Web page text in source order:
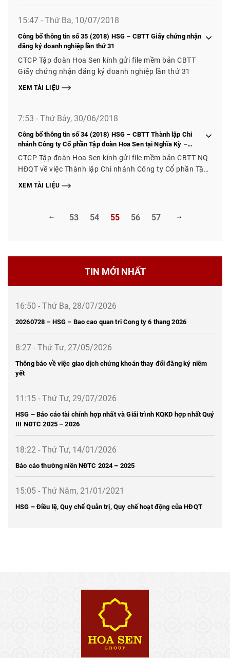
15:47 - Thứ Ba, 10/07/2018
Công bố thông tin số 35 (2018) HSG – CBTT Giấy chứng nhận
đăng ký doanh nghiệp lần thứ 31
CTCP Tập đoàn Hoa Sen kính gửi file mềm bản CBTT
Giấy chứng nhận đăng ký doanh nghiệp lần thứ 31
XEM TÀI LIỆU
7:53 - Thứ Bảy, 30/06/2018
Công bố thông tin số 34 (2018) HSG – CBTT Thành lập Chi
nhánh Công ty Cổ phần Tập đoàn Hoa Sen tại Nghĩa Kỳ –
Quảng Ngãi, La Hà – Quảng Ngãi, Diên Khánh – Khánh Hòa và
Biên Hòa – Đồng Nai
CTCP Tập đoàn Hoa Sen kính gửi file mềm bản CBTT NQ
HĐQT về việc Thành lập Chi nhánh Công ty Cổ phần Tập
đoàn Hoa Sen tại Nghĩa Kỳ - Quảng Ngãi, La Hà – Quảng
Ngãi, Diên Khánh – Khánh Hòa và Biên Hòa – Đồng Nai
XEM TÀI LIỆU
53 54 55 56 57
TIN MỚI NHẤT
16:50 - Thứ Ba, 28/07/2026
20260728 – HSG – Bao cao quan tri Cong ty 6 thang 2026
8:27 - Thứ Tư, 27/05/2026
Thông báo về việc giao dịch chứng khoán thay đổi đăng ký niêm
yết
11:15 - Thứ Tư, 29/07/2026
HSG – Báo cáo tài chính hợp nhất và Giải trình KQKD hợp nhất Quý
III NĐTC 2025 – 2026
18:22 - Thứ Tư, 14/01/2026
Báo cáo thường niên NĐTC 2024 – 2025
15:05 - Thứ Năm, 21/01/2021
HSG – Điều lệ, Quy chế Quản trị, Quy chế hoạt động của HĐQT